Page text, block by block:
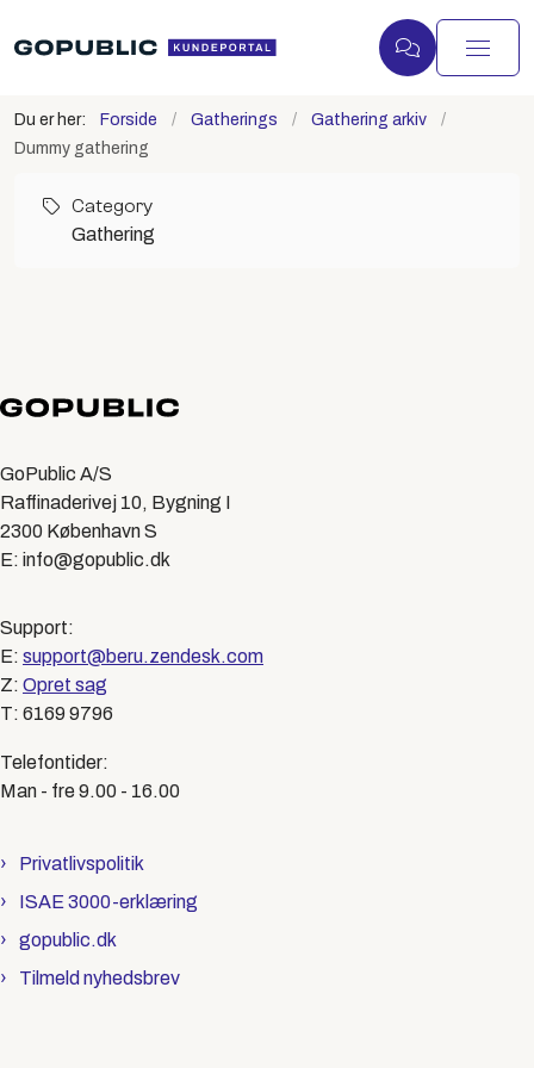
Du er her: Forside Gatherings
Gathering arkiv
Dummy gathering
Category
Gathering
GoPublic A/S
Raffinaderivej 10, Bygning I
2300 København S
E: info@gopublic.dk
Support:
E:support@beru.zendesk.com
Z:Opret sag
T: 6169 9796
Telefontider:
Man - fre 9.00 - 16.00
Privatlivspolitik
ISAE 3000-erklæring
gopublic.dk
Tilmeld nyhedsbrev